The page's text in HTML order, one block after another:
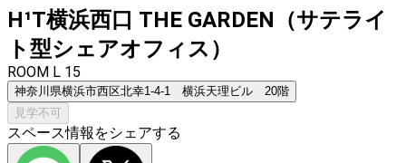
H¹T横浜西口 THE GARDEN（サテライ
ト型シェアオフィス）
ROOM L 15
神奈川県横浜市西区北幸1-4-1 横浜天理ビル 20階
見学不可
スペース情報をシェアする